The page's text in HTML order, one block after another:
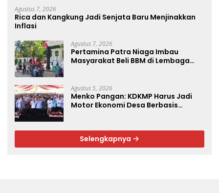
Agustus 7, 2026
Rica dan Kangkung Jadi Senjata Baru Menjinakkan
Inflasi
Agustus 7, 2026
Pertamina Patra Niaga Imbau
Masyarakat Beli BBM di Lembaga
Agustus 5, 2026
Menko Pangan: KDKMP Harus Jadi
Motor Ekonomi Desa Berbasis
Selengkapnya